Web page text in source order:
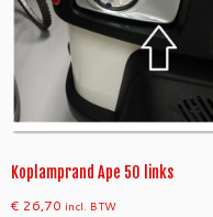
Koplamprand Ape 50 links
€ 26,70 incl. BTW